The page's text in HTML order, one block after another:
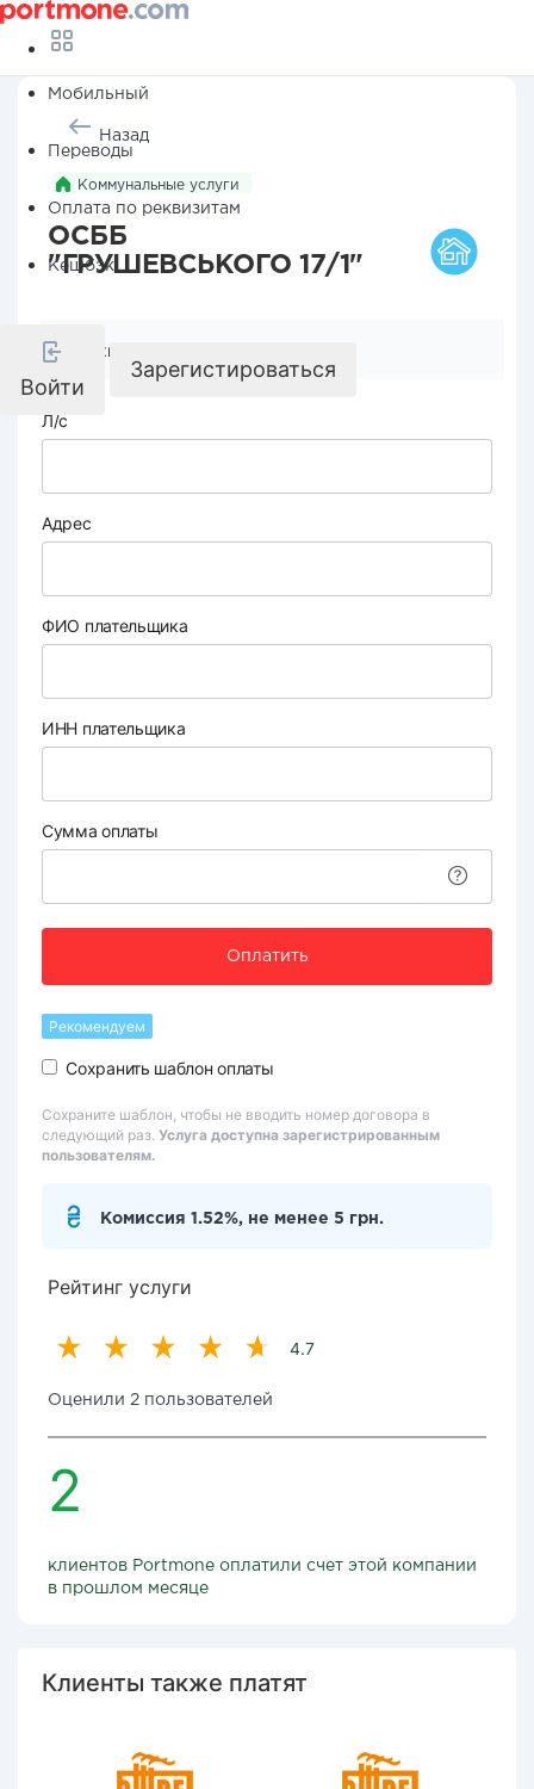
Мобильный
Переводы
Оплата по реквизитам
Кешбэк
Войти
Зарегистироваться
Назад
Коммунальные услуги
ОСББ
"ГРУШЕВСЬКОГО 17/1"
Реквизиты компании
Л/с
Адрес
ФИО плательщика
ИНН плательщика
Сумма оплаты
Оплатить
Рекомендуем
Сохранить шаблон оплаты
Сохраните шаблон, чтобы не вводить номер договора в
следующий раз. Услуга доступна зарегистрированным
пользователям.
Комиссия 1.52%, не менее 5 грн.
Рейтинг услуги
4.7
Оценили 2 пользователей
2
клиентов Portmone оплатили счет этой компании
в прошлом месяце
Клиенты также платят